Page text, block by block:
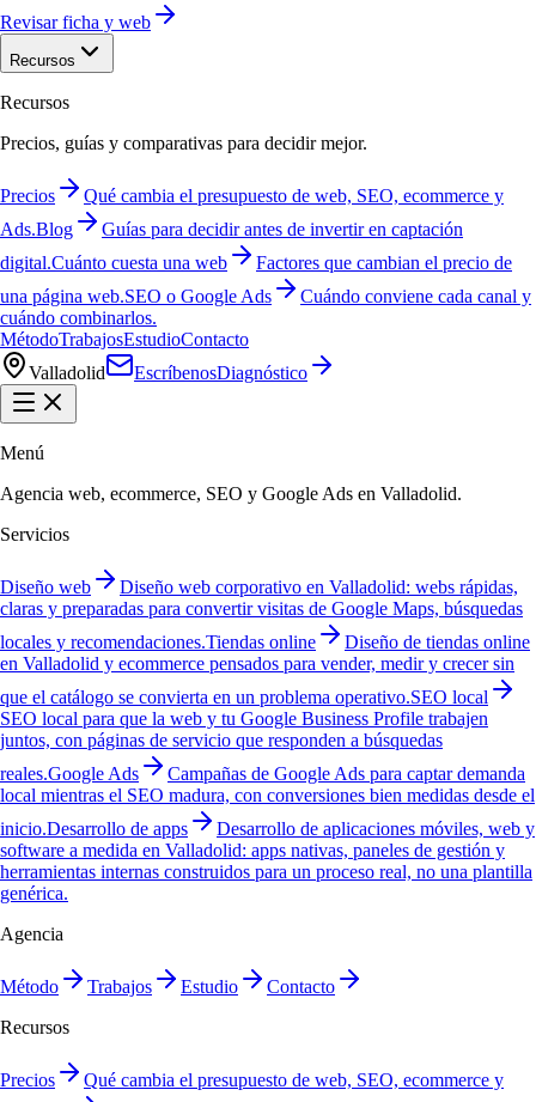
Revisar ficha y web
Recursos
Recursos
Precios, guías y comparativas para decidir mejor.
Precios
Qué cambia el presupuesto de web, SEO, ecommerce y
Ads.Blog
Guías para decidir antes de invertir en captación
digital.Cuánto cuesta una web
Factores que cambian el precio de
una página web.SEO o Google Ads
Cuándo conviene cada canal y
cuándo combinarlos.
MétodoTrabajosEstudioContacto
Valladolid
EscríbenosDiagnóstico
Menú
Agencia web, ecommerce, SEO y Google Ads en Valladolid.
Servicios
Diseño web
Diseño web corporativo en Valladolid: webs rápidas,
claras y preparadas para convertir visitas de Google Maps, búsquedas
locales y recomendaciones.Tiendas online
Diseño de tiendas online
en Valladolid y ecommerce pensados para vender, medir y crecer sin
que el catálogo se convierta en un problema operativo.SEO local
SEO local para que la web y tu Google Business Profile trabajen
juntos, con páginas de servicio que responden a búsquedas
reales.Google Ads
Campañas de Google Ads para captar demanda
local mientras el SEO madura, con conversiones bien medidas desde el
inicio.Desarrollo de apps
Desarrollo de aplicaciones móviles, web y
software a medida en Valladolid: apps nativas, paneles de gestión y
herramientas internas construidos para un proceso real, no una plantilla
genérica.
Agencia
Método Trabajos Estudio
Contacto
Recursos
Precios Qué cambia el presupuesto de web, SEO, ecommerce y